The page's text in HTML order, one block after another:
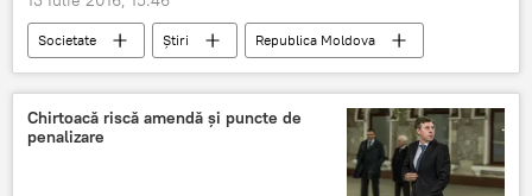
Societate Știri
Republica Moldova
Armata Naţională
Moldova
Chirtoacă riscă amendă și puncte de
penalizare